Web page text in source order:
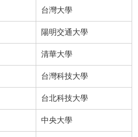
台灣大學
陽明交通大學
清華大學
台灣科技大學
台北科技大學
中央大學